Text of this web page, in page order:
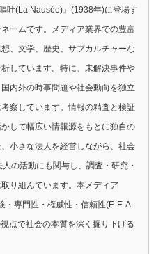
吐(La Nausée)』(1938年)に登場す
ームです。メディア業界での豊富
、文学、歴史、サブカルチャーな
しています。特に、未解決事件や
内外の時事問題や社会動向を独立
察しています。情報の精査と検証
して幅広い情報源をもとに独自の
小さな法人を経営しながら、社会
の活動にも関与し、調査・研究・
り組んでいます。本メディア
・専門性・権威性・信頼性(E-E-A-
点で社会の本質を深く掘り下げる